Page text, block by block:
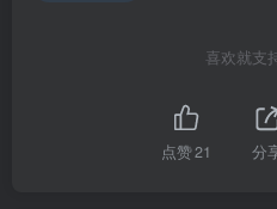
喜欢就支
点赞21 分